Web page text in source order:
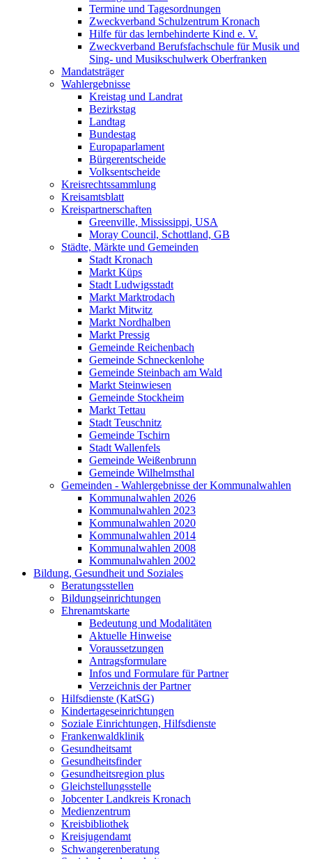
Termine und Tagesordnungen
Zweckverband Schulzentrum Kronach
Hilfe für das lernbehinderte Kind e. V.
Zweckverband Berufsfachschule für Musik und
Sing- und Musikschulwerk Oberfranken
Mandatsträger
Wahlergebnisse
Kreistag und Landrat
Bezirkstag
Landtag
Bundestag
Europaparlament
Bürgerentscheide
Volksentscheide
Kreisrechtssammlung
Kreisamtsblatt
Kreispartnerschaften
Greenville, Mississippi, USA
Moray Council, Schottland, GB
Städte, Märkte und Gemeinden
Stadt Kronach
Markt Küps
Stadt Ludwigsstadt
Markt Marktrodach
Markt Mitwitz
Markt Nordhalben
Markt Pressig
Gemeinde Reichenbach
Gemeinde Schneckenlohe
Gemeinde Steinbach am Wald
Markt Steinwiesen
Gemeinde Stockheim
Markt Tettau
Stadt Teuschnitz
Gemeinde Tschirn
Stadt Wallenfels
Gemeinde Weißenbrunn
Gemeinde Wilhelmsthal
Gemeinden - Wahlergebnisse der Kommunalwahlen
Kommunalwahlen 2026
Kommunalwahlen 2023
Kommunalwahlen 2020
Kommunalwahlen 2014
Kommunalwahlen 2008
Kommunalwahlen 2002
Bildung, Gesundheit und Soziales
Beratungsstellen
Bildungseinrichtungen
Ehrenamtskarte
Bedeutung und Modalitäten
Aktuelle Hinweise
Voraussetzungen
Antragsformulare
Infos und Formulare für Partner
Verzeichnis der Partner
Hilfsdienste (KatSG)
Kindertageseinrichtungen
Soziale Einrichtungen, Hilfsdienste
Frankenwaldklinik
Gesundheitsamt
Gesundheitsfinder
Gesundheitsregion plus
Gleichstellungsstelle
Jobcenter Landkreis Kronach
Medienzentrum
Kreisbibliothek
Kreisjugendamt
Schwangerenberatung